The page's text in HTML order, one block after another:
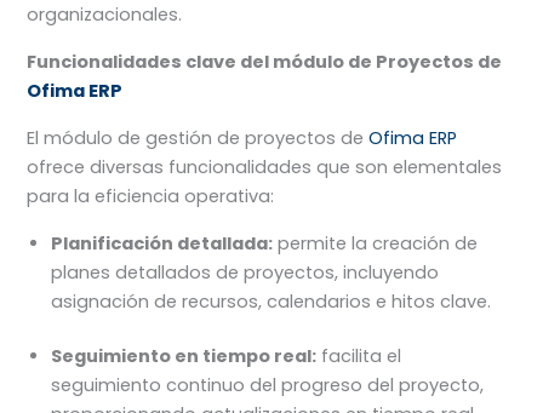
organizacionales.
Funcionalidades clave del módulo de Proyectos de
Ofima ERP
El módulo de gestión de proyectos deOfima ERP
ofrece diversas funcionalidades que son elementales
para la eficiencia operativa:
Planificación detallada: permite la creación de
planes detallados de proyectos, incluyendo
asignación de recursos, calendarios e hitos clave.
Seguimiento en tiempo real: facilita el
seguimiento continuo del progreso del proyecto,